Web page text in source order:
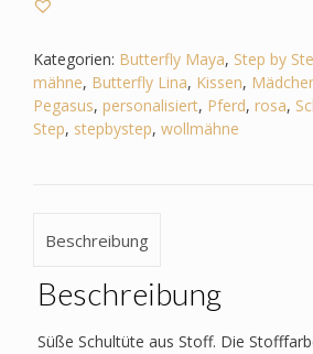
Step
Butterfly
Maja
–
Pferd
Menge
Kategorien: Butterfly Maya, Step by
mähne, Butterfly Lina, Kissen,
Pegasus, personalisiert, Pferd, rosa,
Step, stepbystep, wollmähne
Beschreibung
Beschreibung
Süße Schultüte aus Stoff. Die